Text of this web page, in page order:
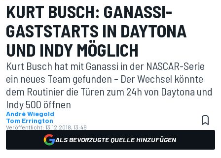
KURT BUSCH: GANASSI-
GASTSTARTS IN DAYTONA
UND INDY MÖGLICH
Kurt Busch hat mit Ganassi in der NASCAR-Serie
ein neues Team gefunden – Der Wechsel könnte
dem Routinier die Türen zum 24h von Daytona und
Indy 500 öffnen
André Wiegold
Tom Errington
Veröffentlicht: 13.12.2018, 13:49
ALS BEVORZUGTE QUELLE HINZUFÜGEN